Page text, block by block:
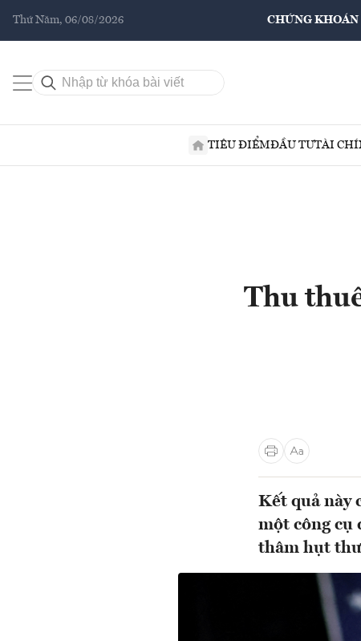
Thứ Năm, 06/08/2026 CHỨNG KHOÁN
TIÊU ĐIỂMĐẦU TƯTÀI
Thu
Kết quả này
một công cụ
thâm hụt